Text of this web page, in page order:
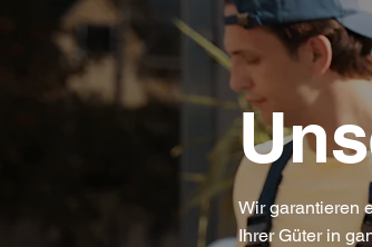
Wir garantieren
Ihrer Güter in